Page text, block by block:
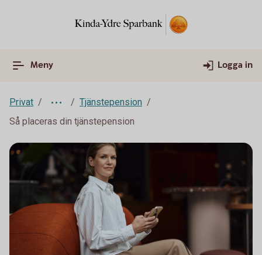
Meny Logga in
Privat
Tjänstepension
Så placeras din tjänstepension